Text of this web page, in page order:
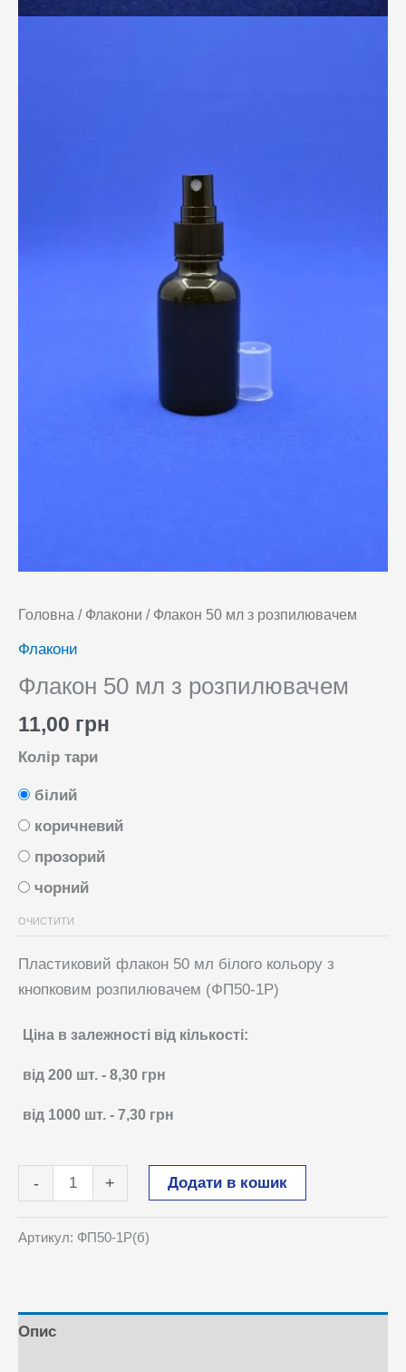
Головна / Флакони / Флакон 50 мл з розпилювачем
Флакони
Флакон 50 мл з розпилювачем
11,00 грн
Колір тари
білий
коричневий
прозорий
чорний
ОЧИСТИТИ
Пластиковий флакон 50 мл білого кольору з
кнопковим розпилювачем (ФП50-1Р)
Ціна в залежності від кількості:
від 200 шт. - 8,30 грн
від 1000 шт. - 7,30 грн
-
50
+ Додати в кошик
Артикул: ФП50-1Р(б)
Опис